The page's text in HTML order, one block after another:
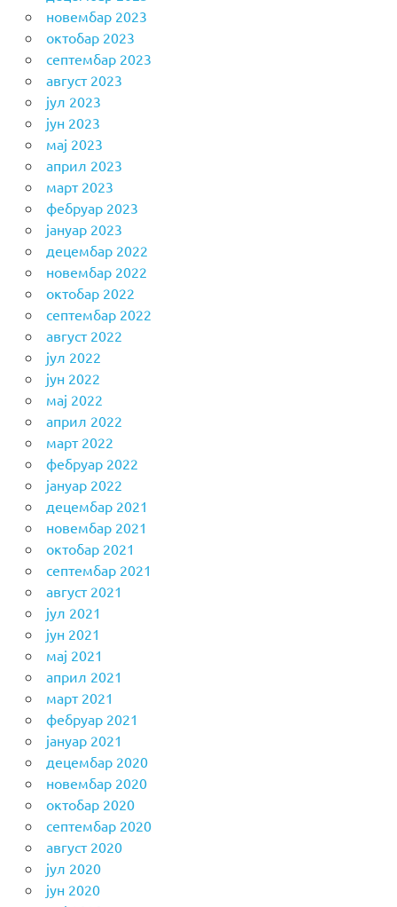
новембар 2023
октобар 2023
септембар 2023
август 2023
јул 2023
јун 2023
мај 2023
април 2023
март 2023
фебруар 2023
јануар 2023
децембар 2022
новембар 2022
октобар 2022
септембар 2022
август 2022
јул 2022
јун 2022
мај 2022
април 2022
март 2022
фебруар 2022
јануар 2022
децембар 2021
новембар 2021
октобар 2021
септембар 2021
август 2021
јул 2021
јун 2021
мај 2021
април 2021
март 2021
фебруар 2021
јануар 2021
децембар 2020
новембар 2020
октобар 2020
септембар 2020
август 2020
јул 2020
јун 2020